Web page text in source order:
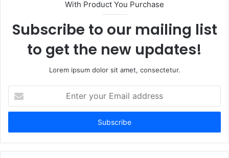
e
With Product You Purchase
Subscribe to our mailing list
to get the new updates!
Lorem ipsum dolor sit amet, consectetur.
t
r
y